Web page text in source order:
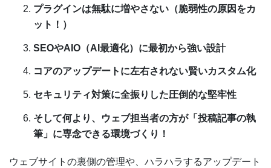
プラグインは無駄に増やさない（脆弱性の原因をカ
ット！）
SEOやAIO（AI最適化）に最初から強い設計
コアのアップデートに左右されない賢いカスタム化
セキュリティ対策に全振りした圧倒的な堅牢性
そして何より、ウェブ担当者の方が「投稿記事の執
筆」に専念できる環境づくり！
ウェブサイトの裏側の管理や、ハラハラするアップデート